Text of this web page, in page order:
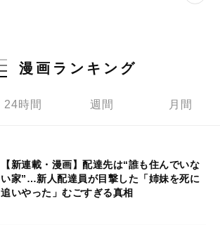
漫画ランキング
24時間 週間 月間
【新連載・漫画】配達先は“誰も住んでいな
い家”…新人配達員が目撃した「姉妹を死に
追いやった」むごすぎる真相